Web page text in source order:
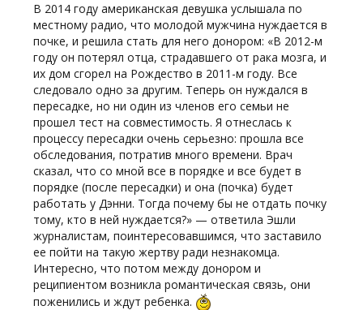
В 2014 году американская девушка услышала по
местному радио, что молодой мужчина нуждается в
почке, и решила стать для него донором: «В 2012-м
году он потерял отца, страдавшего от рака мозга, и
их дом сгорел на Рождество в 2011-м году. Все
следовало одно за другим. Теперь он нуждался в
пересадке, но ни один из членов его семьи не
прошел тест на совместимость. Я отнеслась к
процессу пересадки очень серьезно: прошла все
обследования, потратив много времени. Врач
сказал, что со мной все в порядке и все будет в
порядке (после пересадки) и она (почка) будет
работать у Дэнни. Тогда почему бы не отдать почку
тому, кто в ней нуждается?» — ответила Эшли
журналистам, поинтересовавшимся, что заставило
ее пойти на такую жертву ради незнакомца.
Интересно, что потом между донором и
реципиентом возникла романтическая связь, они
поженились и ждут ребенка.